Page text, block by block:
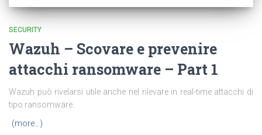
SECURITY
Wazuh – Scovare e prevenire
attacchi ransomware – Part 1
Wazuh può rivelarsi utile anche nel rilevare in real-time attacchi di
tipo ransomware.
(more…)